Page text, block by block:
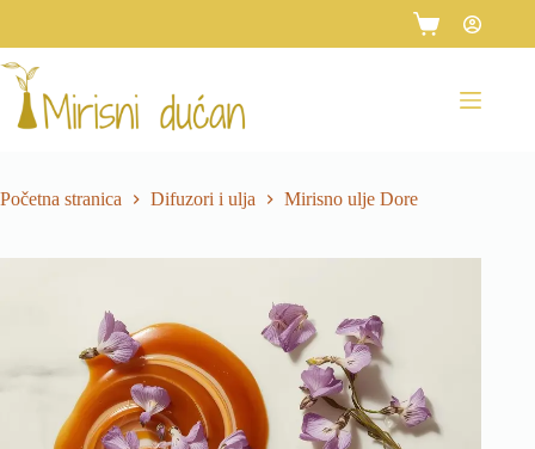
sadržaj
Košarica
Početna stranica Difuzori i ulja Mirisno ulje Dore